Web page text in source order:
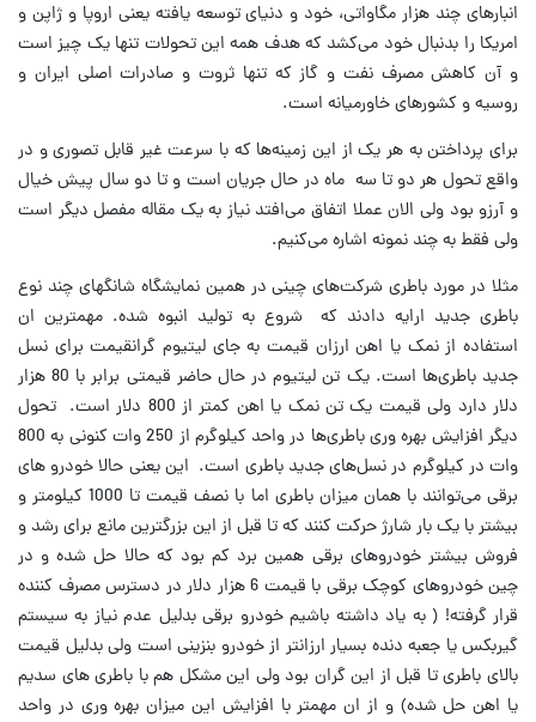
انبارهای چند هزار مگاواتی، خود و دنیای توسعه یافته یعنی اروپا و ژاپن و
امریکا را بدنبال خود می‌کشد که هدف همه این تحولات تنها یک چیز است
و آن کاهش مصرف نفت و گاز که تنها ثروت و صادرات اصلی ایران و
روسیه و کشورهای خاورمیانه است.
برای پرداختن به هر یک از این زمینه‌ها که با سرعت غیر قابل تصوری و در
واقع تحول هر دو تا سه ماه در حال جریان است و تا دو سال پیش خیال
و آرزو بود ولی الان عملا اتفاق می‌افتد نیاز به یک مقاله مفصل دیگر است
ولی فقط به چند نمونه اشاره می‌کنیم.
مثلا در مورد باطری شرکت‌های چینی در همین نمایشگاه شانگهای چند نوع
باطری جدید ارایه دادند که شروع به تولید انبوه شده. مهمترین ان
استفاده از نمک یا اهن ارزان قیمت به جای لیتیوم گرانقیمت برای نسل
جدید باطری‌ها است. یک تن لیتیوم در حال حاضر قیمتی برابر با 80 هزار
دلار دارد ولی قیمت یک تن نمک یا اهن کمتر از 800 دلار است. تحول
دیگر افزایش بهره وری باطری‌ها در واحد کیلوگرم از 250 وات کنونی به 800
وات در کیلوگرم در نسل‌های جدید باطری است. این یعنی حالا خودرو های
برقی می‌توانند با همان میزان باطری اما با نصف قیمت تا 1000 کیلومتر و
بیشتر با یک بار شارژ حرکت کنند که تا قبل از این بزرگترین مانع برای رشد و
فروش بیشتر خودروهای برقی همین برد کم بود که حالا حل شده و در
چین خودروهای کوچک برقی با قیمت 6 هزار دلار در دسترس مصرف کننده
قرار گرفته! ( به یاد داشته باشیم خودرو برقی بدلیل عدم نیاز به سیستم
گیربکس یا جعبه دنده بسیار ارزانتر از خودرو بنزینی است ولی بدلیل قیمت
بالای باطری تا قبل از این گران بود ولی این مشکل هم با باطری های سدیم
یا اهن حل شده) و از ان مهمتر با افزایش این میزان بهره وری در واحد